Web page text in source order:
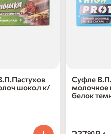
шокол к/
Суфле
молочное
белок